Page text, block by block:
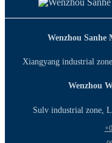
Wenzhou Sanhe
Xiangyang industrial
Wenzhou
Sulv industrial zone,